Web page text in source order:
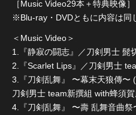
［Music Video29本＋特典映像］
※Blu-ray・DVDともに内容は同
＜Music Video＞
1.『静寂の闘志』／刀剣男士 髭
2.『Scarlet Lips』／刀剣男士
3.『刀剣乱舞』 〜幕末天狼傳〜
刀剣男士 team新撰組 with蜂須
4.『刀剣乱舞』 〜壽 乱舞音曲